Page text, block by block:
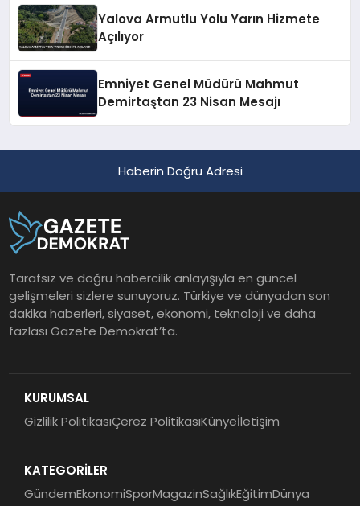
Yalova Armutlu Yolu Yarın Hizmete
Açılıyor
Emniyet Genel Müdürü Mahmut
Demirtaştan 23 Nisan Mesajı
Haberin Doğru Adresi
Tarafsız ve doğru habercilik anlayışıyla en güncel
gelişmeleri sizlere sunuyoruz. Türkiye ve dünyadan son
dakika haberleri, siyaset, ekonomi, teknoloji ve daha
fazlası Gazete Demokrat’ta.
KURUMSAL
Gizlilik PolitikasıÇerez PolitikasıKünyeİletişim
KATEGORİLER
GündemEkonomiSporMagazinSağlıkEğitimDünya